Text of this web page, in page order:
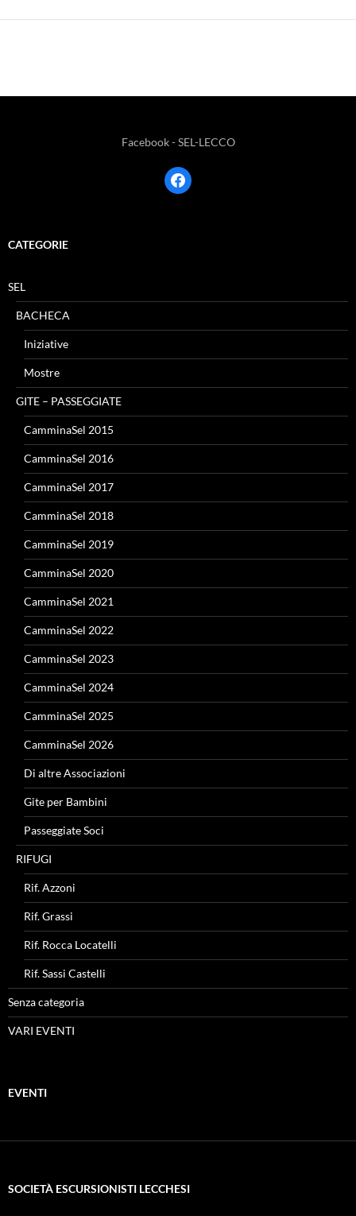
Facebook - SEL-LECCO
facebook
CATEGORIE
SEL
BACHECA
Iniziative
Mostre
GITE – PASSEGGIATE
CamminaSel 2015
CamminaSel 2016
CamminaSel 2017
CamminaSel 2018
CamminaSel 2019
CamminaSel 2020
CamminaSel 2021
CamminaSel 2022
CamminaSel 2023
CamminaSel 2024
CamminaSel 2025
CamminaSel 2026
Di altre Associazioni
Gite per Bambini
Passeggiate Soci
RIFUGI
Rif. Azzoni
Rif. Grassi
Rif. Rocca Locatelli
Rif. Sassi Castelli
Senza categoria
VARI EVENTI
EVENTI
SOCIETÀ ESCURSIONISTI LECCHESI